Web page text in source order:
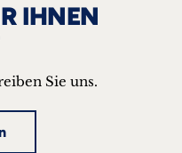
IHNEN
Sie uns.